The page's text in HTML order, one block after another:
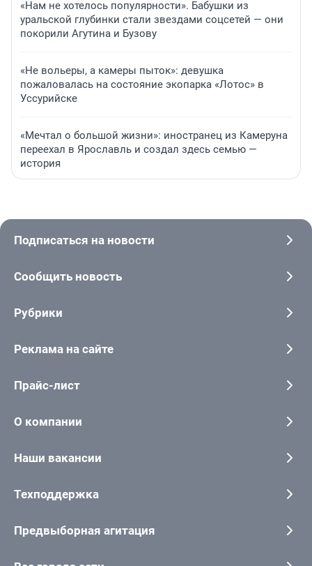
«Нам не хотелось популярности». Бабушки из
уральской глубинки стали звездами соцсетей — они
покорили Агутина и Бузову
«Не вольеры, а камеры пыток»: девушка
пожаловалась на состояние экопарка «Лотос» в
Уссурийске
«Мечтал о большой жизни»: иностранец из Камеруна
переехал в Ярославль и создал здесь семью —
история
Подписаться на новости
Сообщить новость
Рубрики
Реклама на сайте
Прайс-лист
О компании
Наши вакансии
Техподдержка
Предвыборная агитация